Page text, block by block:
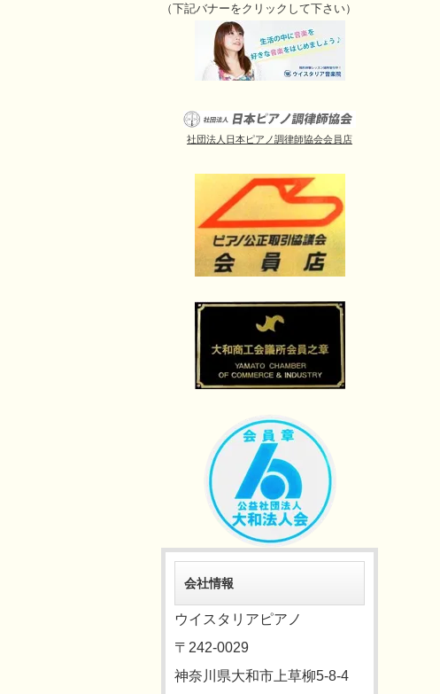
（下記バナーをクリックして下さい）
社団法人日本ピアノ調律師協会会員店
会社情報
ウイスタリアピアノ
〒242-0029
神奈川県大和市上草柳5-8-4